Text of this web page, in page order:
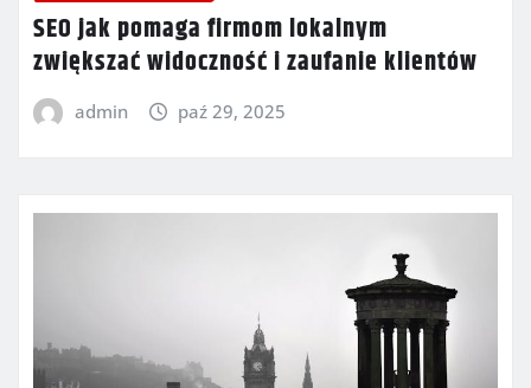
SEO jak pomaga firmom lokalnym
zwiększać widoczność i zaufanie klientów
admin paź 29, 2025